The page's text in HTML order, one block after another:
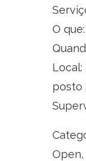
O
posto
Open,